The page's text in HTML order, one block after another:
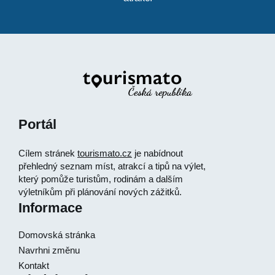
Portál
Cílem stránek tourismato.cz je nabídnout
přehledný seznam míst, atrakcí a tipů na výlet,
který pomůže turistům, rodinám a dalším
výletníkům při plánování nových zážitků.
Informace
Domovská stránka
Navrhni změnu
Kontakt